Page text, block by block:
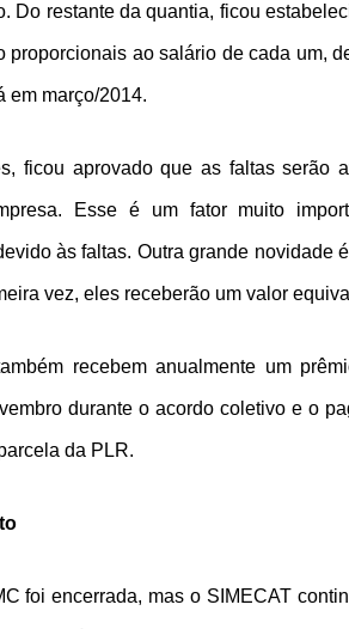
Do restante da quantia, ficou
proporcionais ao salário de cada um,
em março/2014.
ficou aprovado que as faltas serão
Esse é um fator muito
às faltas. Outra grande novidade
vez, eles receberão um valor
recebem anualmente um
durante o acordo coletivo e o
da PLR.
foi encerrada, mas o SIMECAT